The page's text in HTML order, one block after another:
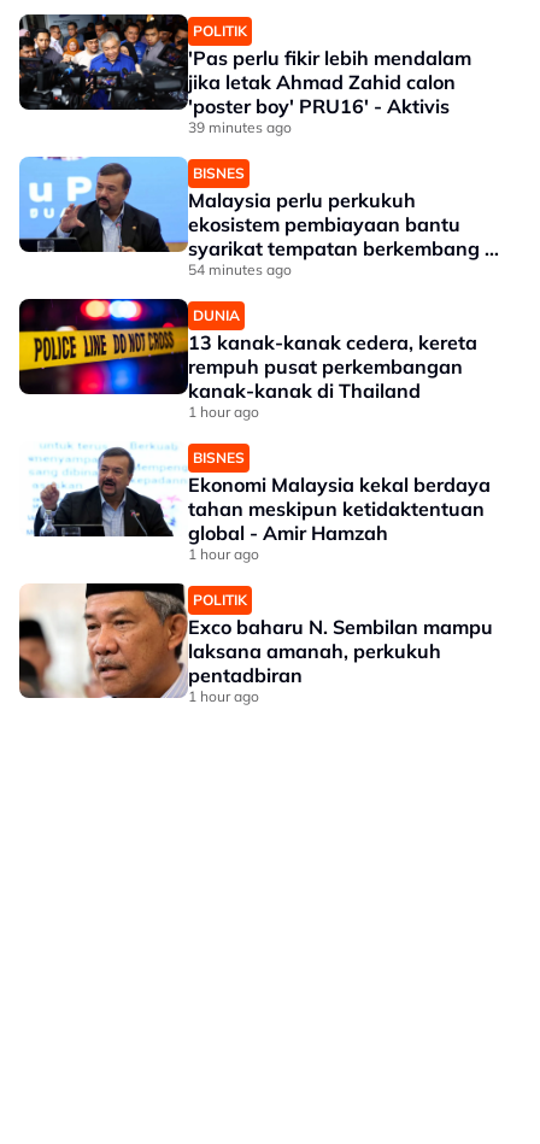
POLITIK
'Pas perlu fikir lebih mendalam
jika letak Ahmad Zahid calon
'poster boy' PRU16' - Aktivis
39 minutes ago
BISNES
Malaysia perlu perkukuh
ekosistem pembiayaan bantu
syarikat tempatan berkembang --
Amir Hamzah
54 minutes ago
DUNIA
13 kanak-kanak cedera, kereta
rempuh pusat perkembangan
kanak-kanak di Thailand
1 hour ago
BISNES
Ekonomi Malaysia kekal berdaya
tahan meskipun ketidaktentuan
global - Amir Hamzah
1 hour ago
POLITIK
Exco baharu N. Sembilan mampu
laksana amanah, perkukuh
pentadbiran
1 hour ago